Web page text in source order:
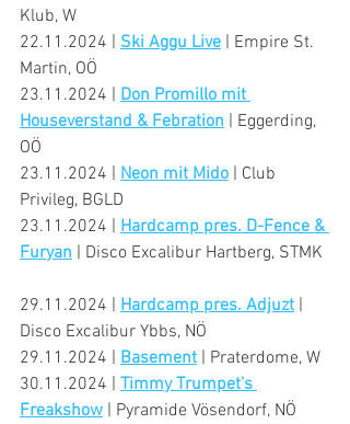
Klub, W
22.11.2024 | Ski Aggu Live | Empire St.
Martin, OÖ
23.11.2024 | Don Promillo mit
Houseverstand & Febration | Eggerding,
OÖ
23.11.2024 | Neon mit Mido | Club
Privileg, BGLD
23.11.2024 | Hardcamp pres. D-Fence &
Furyan | Disco Excalibur Hartberg, STMK
29.11.2024 | Hardcamp pres. Adjuzt |
Disco Excalibur Ybbs, NÖ
29.11.2024 | Basement | Praterdome, W
30.11.2024 | Timmy Trumpet's
Freakshow | Pyramide Vösendorf, NÖ